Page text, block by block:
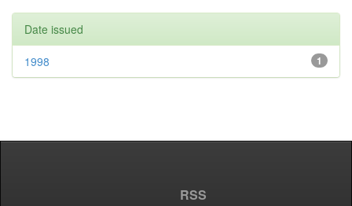
Date issued
1
1998
RSS